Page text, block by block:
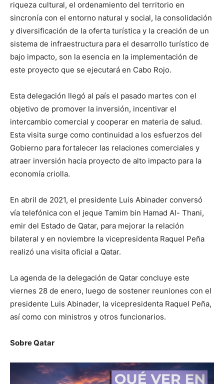
riqueza cultural, el ordenamiento del territorio en
sincronía con el entorno natural y social, la consolidación
y diversificación de la oferta turística y la creación de un
sistema de infraestructura para el desarrollo turístico de
bajo impacto, son la esencia en la implementación de
este proyecto que se ejecutará en Cabo Rojo.
Esta delegación llegó al país el pasado martes con el
objetivo de promover la inversión, incentivar el
intercambio comercial y cooperar en materia de salud.
Esta visita surge como continuidad a los esfuerzos del
Gobierno para fortalecer las relaciones comerciales y
atraer inversión hacia proyecto de alto impacto para la
economía criolla.
En abril de 2021, el presidente Luis Abinader conversó
vía telefónica con el jeque Tamim bin Hamad Al- Thani,
emir del Estado de Qatar, para mejorar la relación
bilateral y en noviembre la vicepresidenta Raquel Peña
realizó una visita oficial a Qatar.
La agenda de la delegación de Qatar concluye este
viernes 28 de enero, luego de sostener reuniones con el
presidente Luis Abinader, la vicepresidenta Raquel Peña,
así como con ministros y otros funcionarios.
Sobre Qatar